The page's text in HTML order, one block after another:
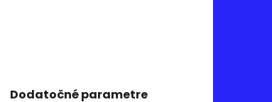
Dodatočné parametre